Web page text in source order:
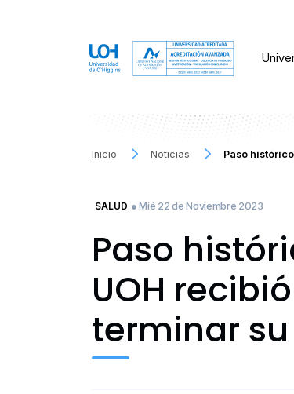
Inicio Noticias Paso
SALUD ● Mié 22 de Noviembre 2023
Paso
UOH
terminar